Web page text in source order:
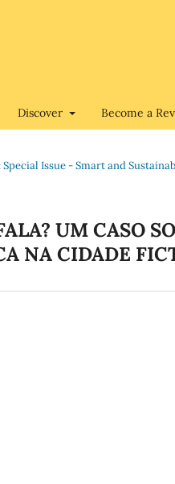
Discover Become a
Special Issue - Smart and
UM CASO
NA CIDADE